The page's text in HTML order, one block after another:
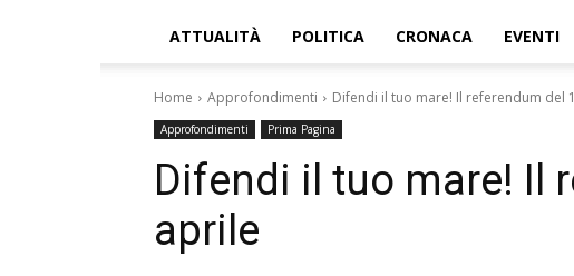
ATTUALITÀ POLITICA CRONACA EVENTI
Home Approfondimenti Difendi il tuo mare! Il referendum del
Approfondimenti Prima Pagina
Difendi il tuo mare! Il
aprile